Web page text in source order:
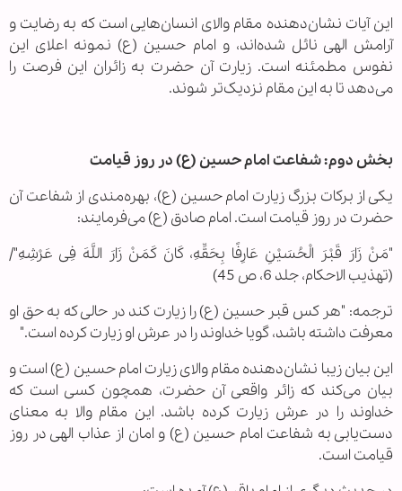
این آیات نشان‌دهنده مقام والای انسان‌هایی است که به رضایت و
آرامش الهی نائل شده‌اند، و امام حسین (ع) نمونه اعلای این
نفوس مطمئنه است. زیارت آن حضرت به زائران این فرصت را
می‌دهد تا به این مقام نزدیک‌تر شوند.
بخش دوم: شفاعت امام حسین (ع) در روز قیامت
یکی از برکات بزرگ زیارت امام حسین (ع)، بهره‌مندی از شفاعت آن
حضرت در روز قیامت است. امام صادق (ع) می‌فرمایند:
"مَنْ زَارَ قَبْرَ الْحُسَیْنِ عَارِفًا بِحَقِّهِ، كَانَ كَمَنْ زَارَ اللَّهَ فِی عَرْشِهِ"/
(تهذیب الاحکام، جلد 6، ص 45)
ترجمه: "هر کس قبر حسین (ع) را زیارت کند در حالی که به حق او
معرفت داشته باشد، گویا خداوند را در عرش او زیارت کرده است."
این بیان زیبا نشان‌دهنده مقام والای زیارت امام حسین (ع) است و
بیان می‌کند که زائر واقعی آن حضرت، همچون کسی است که
خداوند را در عرش زیارت کرده باشد. این مقام والا به معنای
دست‌یابی به شفاعت امام حسین (ع) و امان از عذاب الهی در روز
قیامت است.